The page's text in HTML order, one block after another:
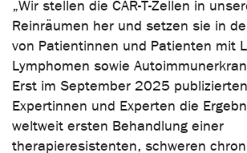
„Wir stellen die CAR-T-Zellen in
Reinräumen her und setzen sie in
von Patientinnen und Patienten mit
Lymphomen sowie
Erst im September 2025
Expertinnen und Experten die
weltweit ersten Behandlung einer
therapieresistenten, schweren